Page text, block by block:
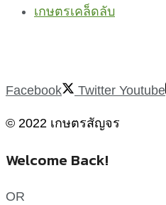
เกษตรเคล็ดลับ
Facebook Twitter Youtube
© 2022 เกษตรสัญจร
Welcome Back!
OR